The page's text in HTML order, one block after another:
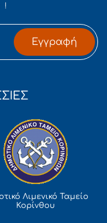
!
Εγγραφή
Λιμενικό Ταμείο
Κορίνθου